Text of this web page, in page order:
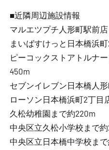
■近隣周辺施設情報
マルエツプチ人形町駅前
まいばすけっと日本橋浜
ピーコックストアトルナ
450m
セブンイレブン日本橋人
ローソン日本橋浜町2丁目
久松幼稚園まで約220m
中央区立久松小学校まで
中央区立日本橋中学校ま